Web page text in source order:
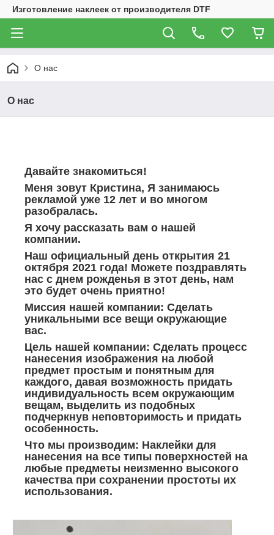
Изготовление наклеек от производителя DTF
О нас
О нас
Давайте знакомиться!
Меня зовут Кристина, Я занимаюсь
рекламой уже 12 лет и во многом
разобралась.
Я хочу рассказать вам о нашей
компании.
Наш официальный день открытия 21
октября 2021 года! Можете поздравлять
нас с днем рожденья в этот день, нам
это будет очень приятно!
Миссия нашей компании: Сделать
уникальными все вещи окружающие
вас.
Цель нашей компании: Сделать процесс
нанесения изображения на любой
предмет простым и понятным для
каждого, давая возможность придать
индивидуальность всем окружающим
вещам, выделить из подобных
подчеркнув неповторимость и придать
особенность.
Что мы производим: Наклейки для
нанесения на все типы поверхностей на
любые предметы неизменно высокого
качества при сохранении простоты их
использования.